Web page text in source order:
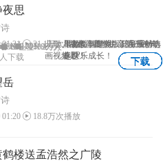
IOS
1102万人 3-7岁儿童学拼音第一神奇
APP
下载
IOS
下载
早教益智游戏，陪宝宝一
起快乐成长！
下载
1203
儿歌、故事、国学、识字原创动
画视频！
下载
IOS
1069万儿童故事专业版，海量精选
专题！
下载
夜思
01:21 21.1万次播放
岳
01:20 18.8万次播放
鹤楼送孟浩然之广陵